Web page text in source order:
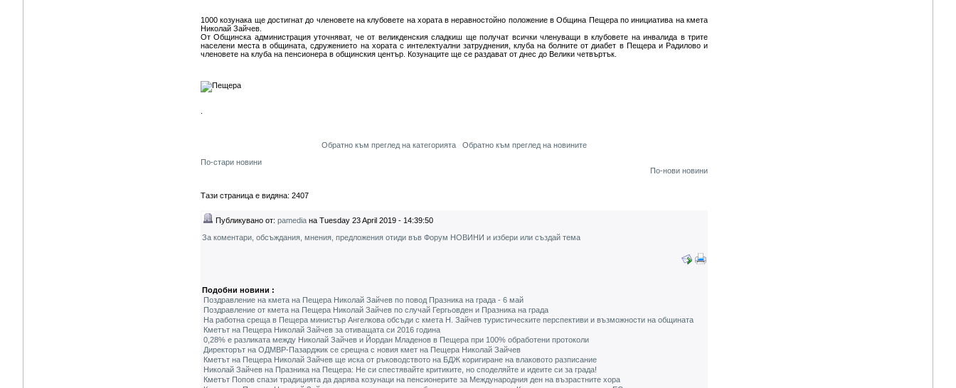
1000 козунака ще достигнат до членовете на клубовете на хората в неравностойно положение в Община Пещера по инициатива на кмета
Николай Зайчев.
От Общинска администрация уточняват, че от великденския сладкиш ще получат всички членуващи в клубовете на инвалида в трите
населени места в общината, сдружението на хората с интелектуални затруднения, клуба на болните от диабет в Пещера и Радилово и
членовете на клуба на пенсионера в общинския център. Козунаците ще се раздават от днес до Велики четвъртък.
Обратно към преглед на категорията
Обратно към преглед на новините
По-стари новини
По-нови новини
Тази страница е видяна: 2407
Публикувано от: pamedia на Tuesday 23 April 2019 - 14:39:50
За коментари, обсъждания, мнения, предложения отиди във Форум НОВИНИ и избери или създай тема
Подобни новини :
Поздравление на кмета на Пещера Николай Зайчев по повод Празника на града - 6 май
Поздравление от кмета на Пещера Николай Зайчев по случай Гергьовден и Празника на града
На работна среща в Пещера министър Ангелкова обсъди с кмета Н. Зайчев туристическите перспективи и възможности на общината
Кметът на Пещера Николай Зайчев за отиващата си 2016 година
0,28% е разликата между Николай Зайчев и Йордан Младенов в Пещера при 100% обработени протоколи
Директорът на ОДМВР-Пазарджик се срещна с новия кмет на Пещера Николай Зайчев
Кметът на Пещера Николай Зайчев ще иска от ръководството на БДЖ коригиране на влаковото разписание
Николай Зайчев на Празника на Пещера: Не си спестявайте критиките, но споделяйте и идеите си за града!
Кметът Попов спази традицията да дарява козунаци на пенсионерите за Международния ден на възрастните хора